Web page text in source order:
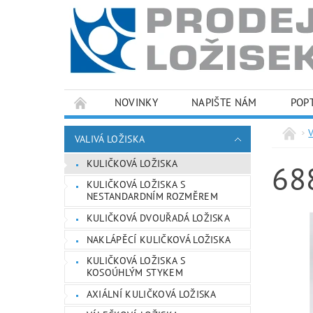
NOVINKY NAPIŠTE NÁM
PODMÍNKY OCHRANY OSOBNÍCH ÚDAJŮ
VALIVÁ LOŽISKA
KULIČKOVÁ LOŽISKA
KULIČKOVÁ LOŽISKA S
NESTANDARDNÍM ROZMĚREM
KULIČKOVÁ DVOUŘADÁ LOŽISKA
NAKLÁPĚCÍ KULIČKOVÁ LOŽISKA
KULIČKOVÁ LOŽISKA S
KOSOÚHLÝM STYKEM
AXIÁLNÍ KULIČKOVÁ LOŽISKA